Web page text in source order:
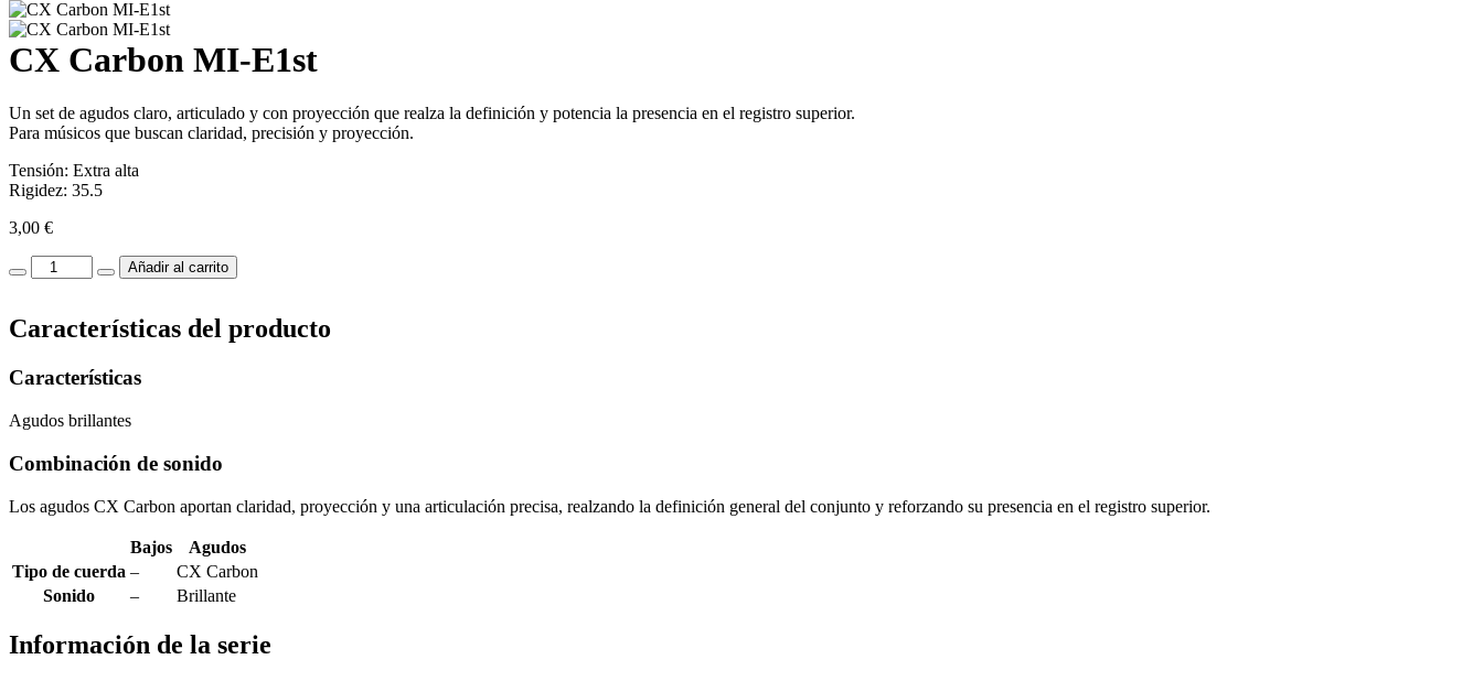
CX Carbon MI-E1st
Un set de agudos claro, articulado y con proyección que realza la definición y potencia la presencia en el registro superior.
Para músicos que buscan claridad, precisión y proyección.
Tensión: Extra alta
Rigidez: 35.5
3,00 €
CX
Carbon
E1st
cantidad
Añadir al carrito
Características del producto
Características
Agudos brillantes
Combinación de sonido
Los agudos CX Carbon aportan claridad, proyección y una articulación precisa, realzando la definición general del conjunto y reforzando su presencia en el registro superior.
Bajos
Agudos
Tipo de cuerda –
CX Carbon
Sonido
– Brillante
Información de la serie